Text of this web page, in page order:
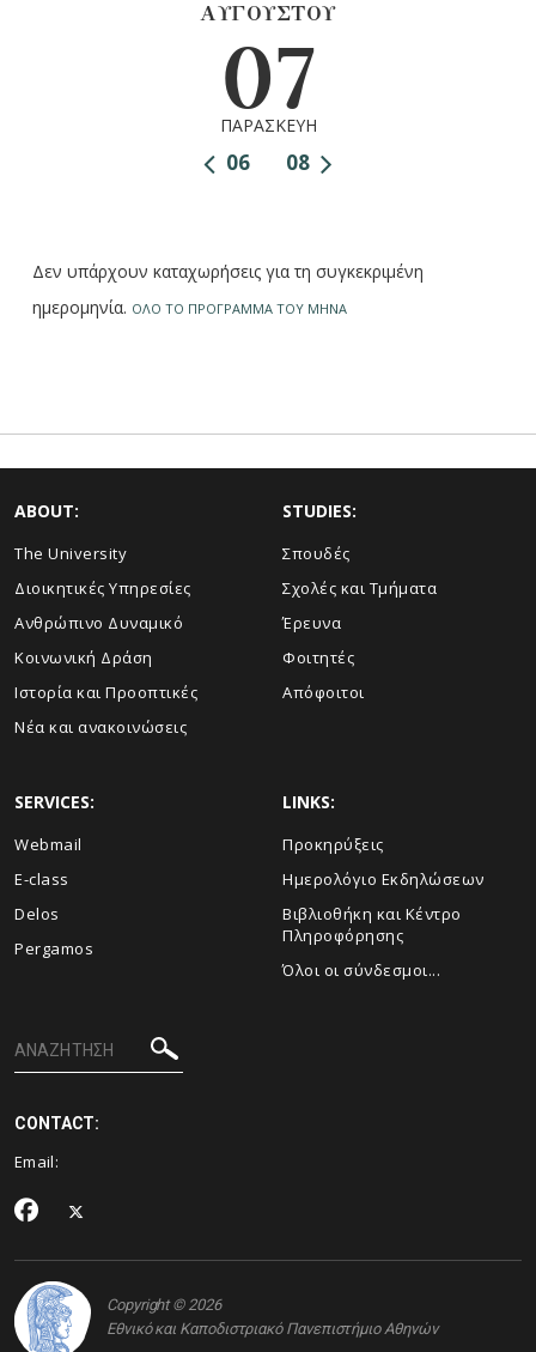
ΑΥΓΟΥΣΤΟΥ
07
ΠΑΡΑΣΚΕΥΗ
08
06
Δεν υπάρχουν καταχωρήσεις για τη συγκεκριμένη
ημερομηνία. ΟΛΟ ΤΟ ΠΡΟΓΡΑΜΜΑ ΤΟΥ ΜΗΝΑ
ABOUT:
The University
Διοικητικές Υπηρεσίες
Ανθρώπινο Δυναμικό
Κοινωνική Δράση
Ιστορία και Προοπτικές
Νέα και ανακοινώσεις
STUDIES:
Σπουδές
Σχολές και Τμήματα
Έρευνα
Φοιτητές
Απόφοιτοι
SERVICES:
Webmail
E-class
Delos
Pergamos
LINKS:
Προκηρύξεις
Ημερολόγιο Εκδηλώσεων
Βιβλιοθήκη και Κέντρο
Πληροφόρησης
Όλοι οι σύνδεσμοι...
CONTACT:
Email:
Copyright © 2026
Εθνικό και Καποδιστριακό Πανεπιστήμιο Αθηνών